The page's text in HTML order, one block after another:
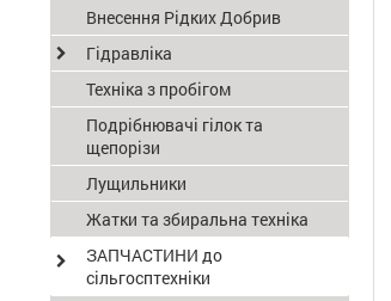
Внесення Рідких Добрив
Гідравліка
Техніка з пробігом
Подрібнювачі гілок та
щепорізи
Лущильники
Жатки та збиральна техніка
ЗАПЧАСТИНИ до
сільгосптехніки